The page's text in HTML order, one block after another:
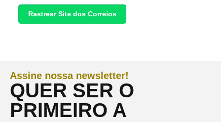
Rastrear Site dos Correios
Assine nossa newsletter!
QUER SER O
PRIMEIRO A